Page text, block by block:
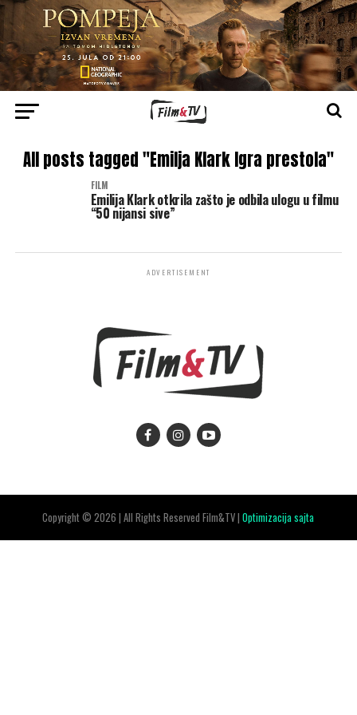
All posts tagged "Emilja Klark Igra prestola"
FILM
Emilija Klark otkrila zašto je odbila ulogu u filmu
“50 nijansi sive”
ADVERTISEMENT
Copyright © 2026 | All Rights Reserved Film&TV |Optimizacija sajta